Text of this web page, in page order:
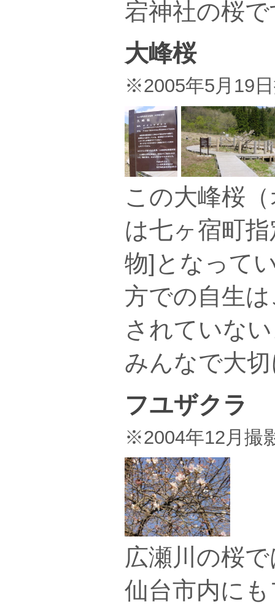
宕神社の桜
大峰桜
※2005年5月19
この大峰桜
は七ヶ宿町
物]となって
方での自生
されていな
みんなで大
フユザクラ
※2004年12月撮
広瀬川の桜
仙台市内に